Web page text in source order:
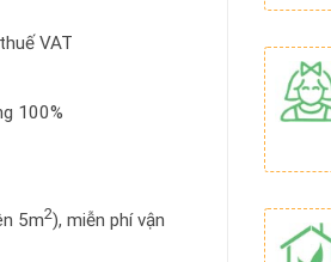
VAT
100%
5m2), miễn phí vận